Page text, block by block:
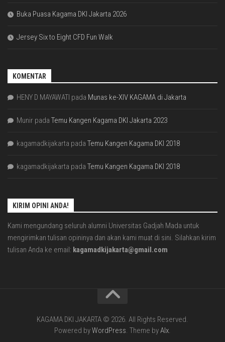
Buka Puasa Kagama DKI Jakarta 2026
Jersey Six to Eight CFD Fun Walk
KOMENTAR
HENY D MAYAWATI pada Munas ke-XIV KAGAMA di Jakarta
Munir pada Temu Kangen Kagama DKI Jakarta 2023
kagamadkijakarta pada Temu Kangen Kagama DKI 2018
kagamadkijakarta pada Temu Kangen Kagama DKI 2018
KIRIM OPINI ANDA!
Kami mengundang seluruh alumni Universitas Gadjah Mada untuk
mengirimkan tulisan opininya dan akan kami muat di sini. Silahkan kirim
tulisan Anda ke email: kagamadkijakarta@gmail.com
KAGAMA DKI JAKARTA © 2026. All Rights Reserved.
Powered byWordPress. Theme byAlx.